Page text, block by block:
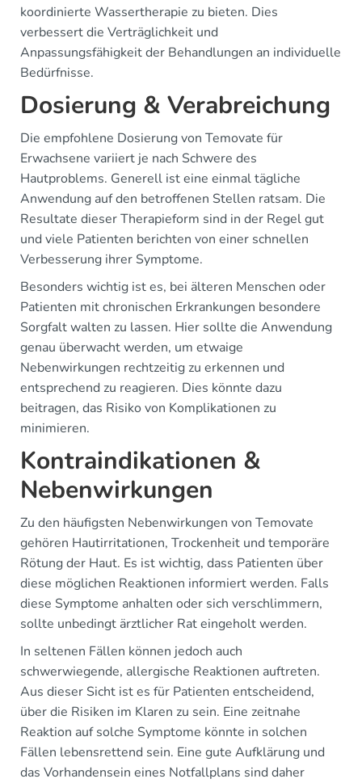
koordinierte Wassertherapie zu bieten. Dies
verbessert die Verträglichkeit und
Anpassungsfähigkeit der Behandlungen an individuelle
Bedürfnisse.
Dosierung & Verabreichung
Die empfohlene Dosierung von Temovate für
Erwachsene variiert je nach Schwere des
Hautproblems. Generell ist eine einmal tägliche
Anwendung auf den betroffenen Stellen ratsam. Die
Resultate dieser Therapieform sind in der Regel gut
und viele Patienten berichten von einer schnellen
Verbesserung ihrer Symptome.
Besonders wichtig ist es, bei älteren Menschen oder
Patienten mit chronischen Erkrankungen besondere
Sorgfalt walten zu lassen. Hier sollte die Anwendung
genau überwacht werden, um etwaige
Nebenwirkungen rechtzeitig zu erkennen und
entsprechend zu reagieren. Dies könnte dazu
beitragen, das Risiko von Komplikationen zu
minimieren.
Kontraindikationen &
Nebenwirkungen
Zu den häufigsten Nebenwirkungen von Temovate
gehören Hautirritationen, Trockenheit und temporäre
Rötung der Haut. Es ist wichtig, dass Patienten über
diese möglichen Reaktionen informiert werden. Falls
diese Symptome anhalten oder sich verschlimmern,
sollte unbedingt ärztlicher Rat eingeholt werden.
In seltenen Fällen können jedoch auch
schwerwiegende, allergische Reaktionen auftreten.
Aus dieser Sicht ist es für Patienten entscheidend,
über die Risiken im Klaren zu sein. Eine zeitnahe
Reaktion auf solche Symptome könnte in solchen
Fällen lebensrettend sein. Eine gute Aufklärung und
das Vorhandensein eines Notfallplans sind daher